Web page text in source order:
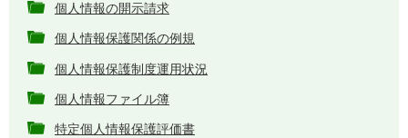
個人情報の開示請求
個人情報保護関係の例規
個人情報保護制度運用状況
個人情報ファイル簿
特定個人情報保護評価書